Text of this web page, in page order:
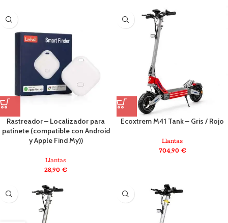
Rastreador – Localizador para
patinete (compatible con Android
y Apple Find My))
Llantas
28,90 €
Ecoxtrem M41 Tank – Gris / Rojo
Llantas
704,90 €